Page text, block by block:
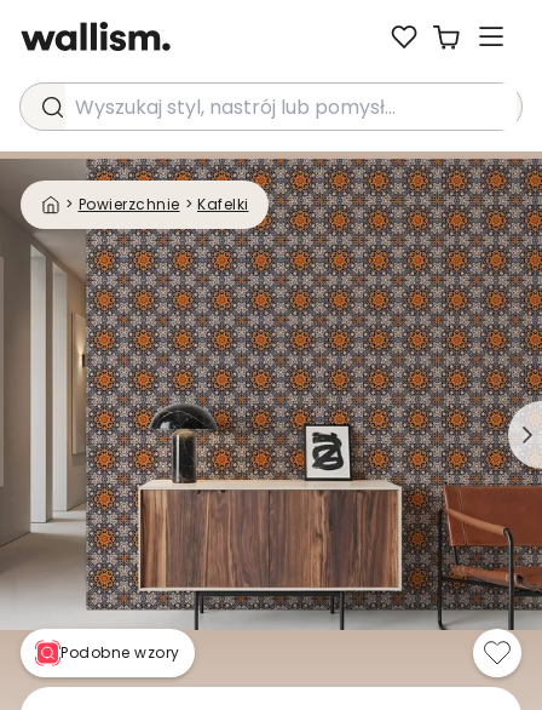
Wyszukaj styl, nastrój lub pomysł...
> Powierzchnie > Kafelki
Podobne wzory